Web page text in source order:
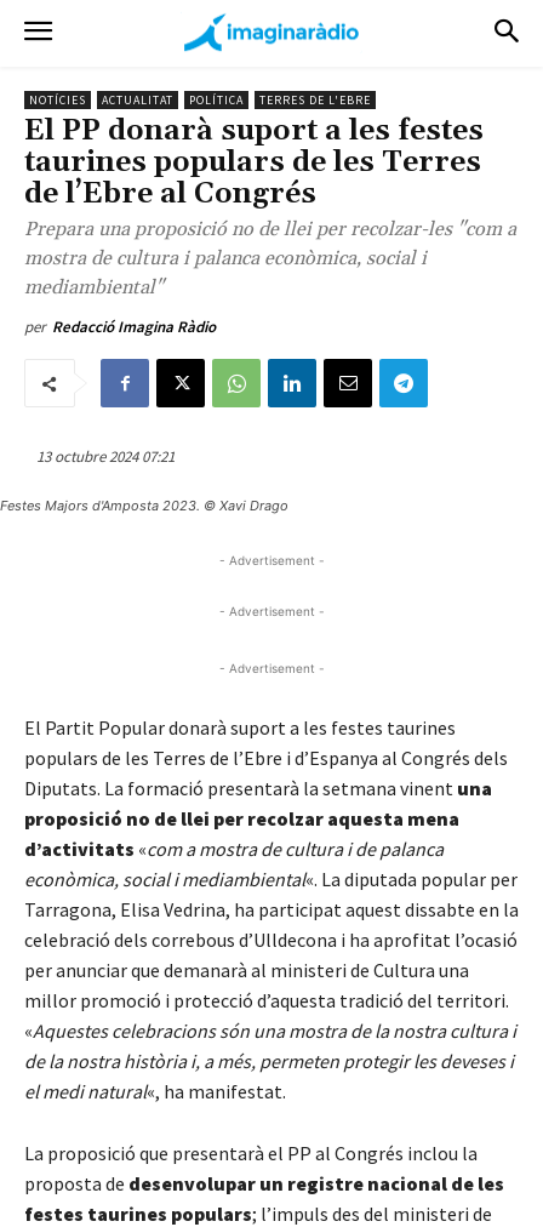
NOTÍCIES ACTUALITAT POLÍTICA TERRES DE L'EBRE
El PP donarà suport a les festes
taurines populars de les Terres
de l’Ebre al Congrés
Prepara una proposició no de llei per recolzar-les "com a
mostra de cultura i palanca econòmica, social i
mediambiental"
per Redacció Imagina Ràdio
13 octubre 2024 07:21
Festes Majors d'Amposta 2023. © Xavi Drago
- Advertisement -
- Advertisement -
- Advertisement -
El Partit Popular donarà suport a les festes taurines
populars de les Terres de l’Ebre i d’Espanya al Congrés dels
Diputats. La formació presentarà la setmana vinent una
proposició no de llei per recolzar aquesta mena
d’activitats «com a mostra de cultura i de palanca
econòmica, social i mediambiental«. La diputada popular per
Tarragona, Elisa Vedrina, ha participat aquest dissabte en la
celebració dels correbous d’Ulldecona i ha aprofitat l’ocasió
per anunciar que demanarà al ministeri de Cultura una
millor promoció i protecció d’aquesta tradició del territori.
«Aquestes celebracions són una mostra de la nostra cultura i
de la nostra història i, a més, permeten protegir les deveses i
el medi natural«, ha manifestat.
La proposició que presentarà el PP al Congrés inclou la
proposta de desenvolupar un registre nacional de les
festes taurines populars; l’impuls des del ministeri de